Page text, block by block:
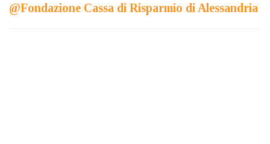
@Fondazione Cassa di Risparmio di Alessandria